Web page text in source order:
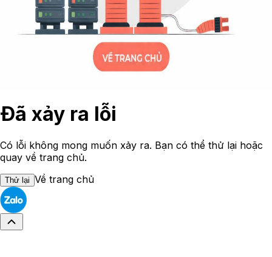
Đã xảy ra lỗi
Có lỗi không mong muốn xảy ra. Bạn có thể thử lại hoặc
quay về trang chủ.
Thử lại Về trang chủ